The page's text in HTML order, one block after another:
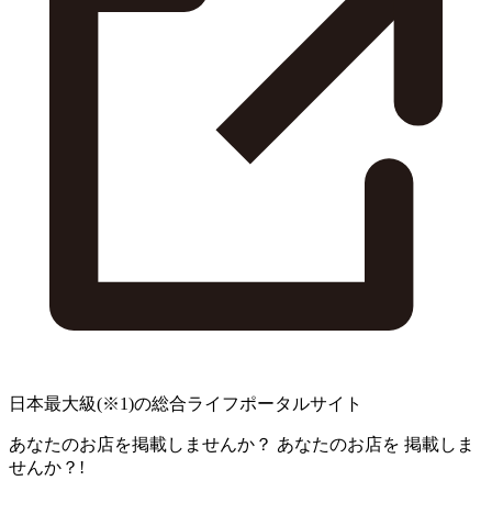
日本最大級(※1)の総合ライフポータルサイト
あなたのお店を掲載しませんか？ あなたのお店を 掲載しま
せんか？!